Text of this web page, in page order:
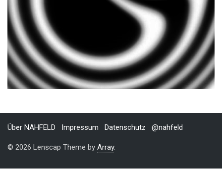
Über NAHFELD Impressum Datenschutz @nahfeld
© 2026 Lenscap Theme by Array.